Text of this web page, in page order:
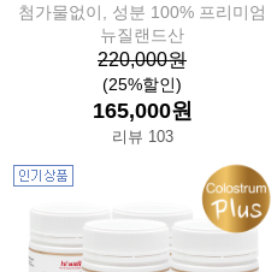
첨가물없이, 성분 100% 프리미엄
뉴질랜드산
220,000원
(25%할인)
165,000원
리뷰 103